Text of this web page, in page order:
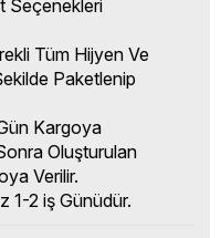
Seçenekleri
Tüm Hijyen Ve
Paketlenip
Kargoya
Oluşturulan
Verilir.
1-2 iş Günüdür.